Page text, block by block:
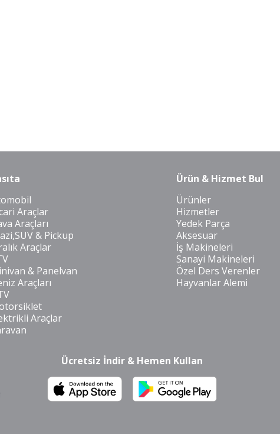
Araçlar
Araçları
& Pickup
Araçlar
& Panelvan
Araçları
Araçlar
Ürün & Hizmet Bul
Ürünler
Hizmetler
Yedek Parça
Aksesuar
İş Makineleri
Sanayi Makineleri
Özel Ders Verenler
Hayvanlar Alemi
Ücretsiz İndir & Hemen Kullan